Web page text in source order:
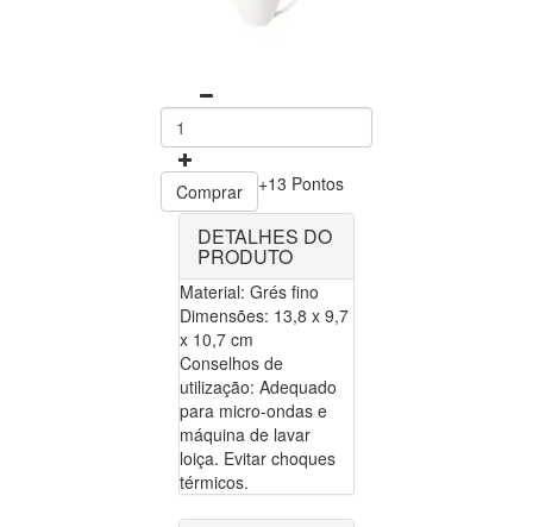
Comprar +13 Pontos
DETALHES DO
PRODUTO
Material: Grés fino
Dimensões: 13,8 x 9,7
x 10,7 cm
Conselhos de
utilização: Adequado
para micro-ondas e
máquina de lavar
loiça. Evitar choques
térmicos.